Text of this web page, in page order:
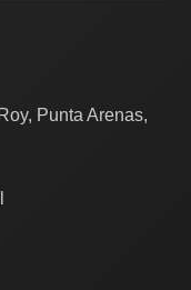
Punta Arenas,